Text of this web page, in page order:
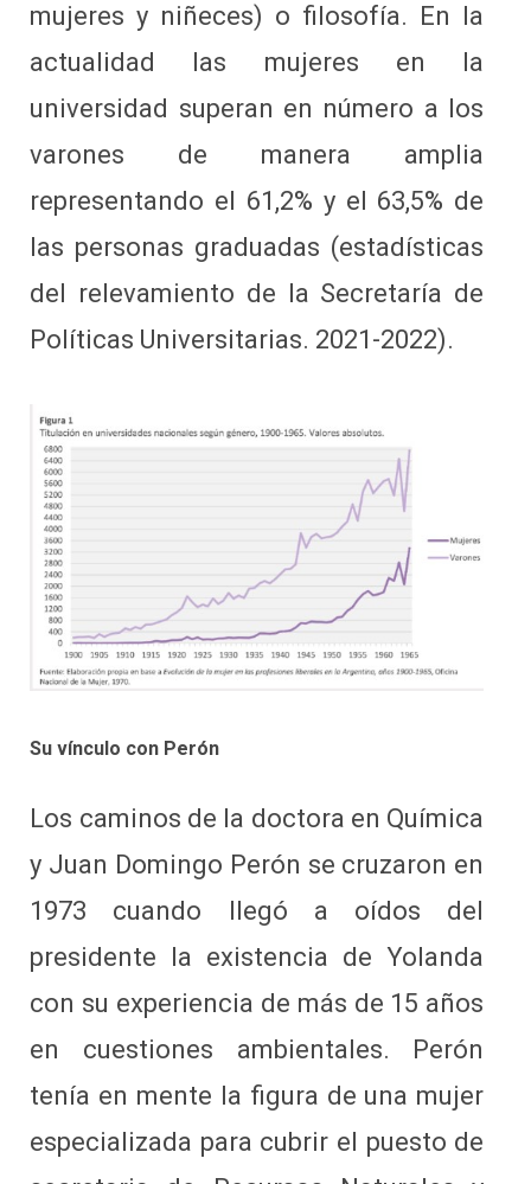
mujeres y niñeces) o filosofía. En la
actualidad las mujeres en la
universidad superan en número a los
varones de manera amplia
representando el 61,2% y el 63,5% de
las personas graduadas (estadísticas
del relevamiento de la Secretaría de
Políticas Universitarias. 2021-2022).
Su vínculo con Perón
Los caminos de la doctora en Química
y Juan Domingo Perón se cruzaron en
1973 cuando llegó a oídos del
presidente la existencia de Yolanda
con su experiencia de más de 15 años
en cuestiones ambientales. Perón
tenía en mente la figura de una mujer
especializada para cubrir el puesto de